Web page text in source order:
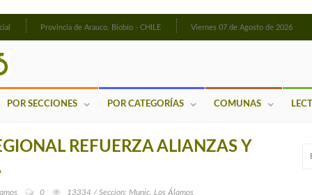
Provincia de Arauco, Biobío - CHILE Viernes 07 de Agosto de 2026
POR SECCIONES POR CATEGORÍAS COMUNAS
REFUERZA ALIANZAS Y
0 13334 / Seccion: Munic. Los Álamos